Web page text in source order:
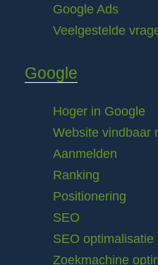
Google Ads
Veelgestelde
Google
Hoger in Google
Website vindbaar
Aanmelden
Ranking
Positionering
SEO
SEO optimalisatie
Zoekmachine